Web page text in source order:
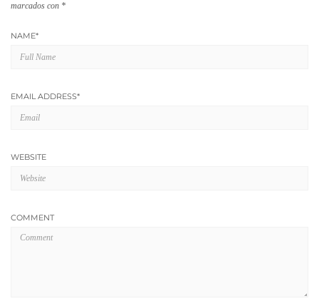
marcados con *
NAME*
EMAIL ADDRESS*
WEBSITE
COMMENT